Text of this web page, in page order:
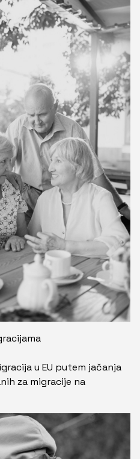
u EU putem jačanja
za migracije na